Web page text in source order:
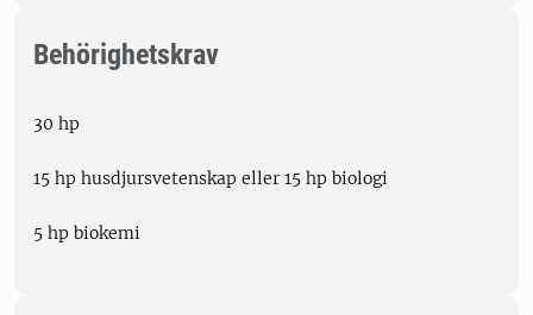
Behörighetskrav
30 hp
15 hp husdjursvetenskap eller 15 hp biologi
5 hp biokemi